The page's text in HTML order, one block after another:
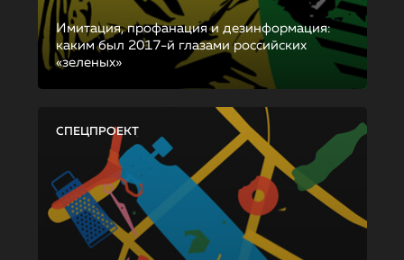
Имитация, профанация и дезинформация:
каким был 2017-й глазами российских
«зеленых»
СПЕЦПРОЕКТ